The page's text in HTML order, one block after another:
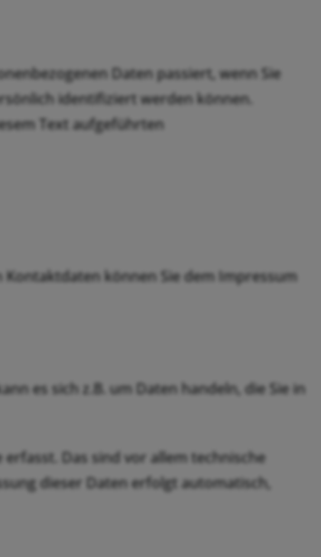
Daten passiert, wenn Sie
identifiziert werden können.
Text aufgeführten
können Sie dem Impressum
es sich z.B. um Daten handeln, die Sie in
Das sind vor allem technische
dieser Daten erfolgt automatisch,